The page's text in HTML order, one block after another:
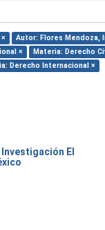
Autor: Flores Mendoza,
× Materia: Derecho
Derecho Internacional ×
El